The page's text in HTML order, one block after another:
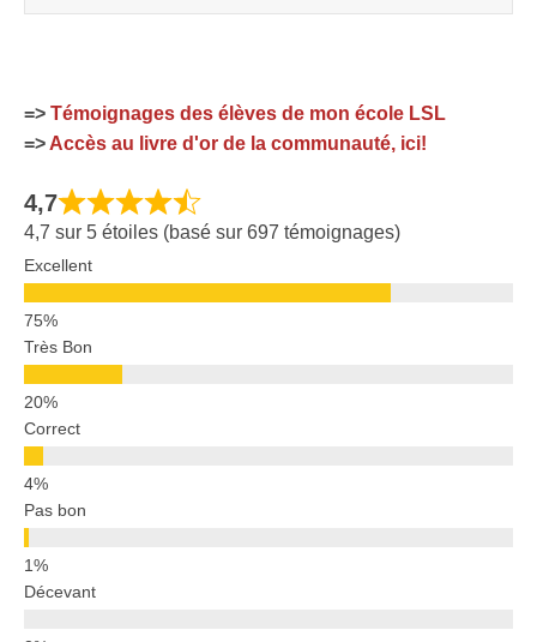
=> Témoignages des élèves de mon école LSL
=> Accès au livre d'or de la communauté, ici!
4,7
4,7 sur 5 étoiles (basé sur 697 témoignages)
Excellent
Très Bon
Correct
Pas bon
Décevant